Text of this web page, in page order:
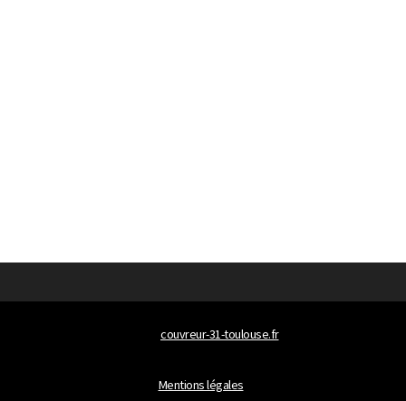
couvreur-31-toulouse.fr
Mentions légales